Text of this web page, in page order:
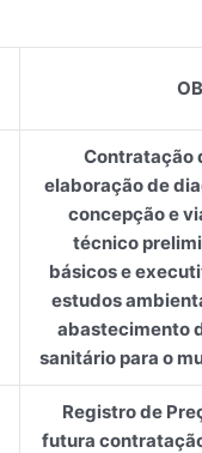
Contratação
elaboração de
concepção e
técnico
básicos e
estudos
abastecimento
sanitário para o
Registro de
futura